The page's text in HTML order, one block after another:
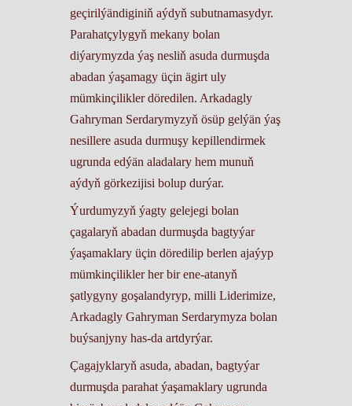
geçirilýändiginiň aýdyň subutnamasydyr.
Parahatçylygyň mekany bolan
diýarymyzda ýaş nesliň asuda durmuşda
abadan ýaşamagy üçin ägirt uly
mümkinçilikler döredilen. Arkadagly
Gahryman Serdarymyzyň ösüp gelýän ýaş
nesillere asuda durmuşy kepillendirmek
ugrunda edýän aladalary hem munuň
aýdyň görkezijisi bolup durýar.
Ýurdumyzyň ýagty gelejegi bolan
çagalaryň abadan durmuşda bagtyýar
ýaşamaklary üçin döredilip berlen ajaýyp
mümkinçilikler her bir ene-atanyň
şatlygyny goşalandyryp, milli Liderimize,
Arkadagly Gahryman Serdarymyza bolan
buýsanjyny has-da artdyrýar.
Çagajyklaryň asuda, abadan, bagtyýar
durmuşda parahat ýaşamaklary ugrunda